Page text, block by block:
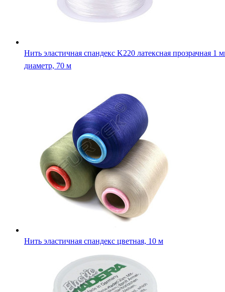
Нить эластичная спандекс K220 латексная прозрачная 1
диаметр, 70 м
Нить эластичная спандекс цветная, 10 м